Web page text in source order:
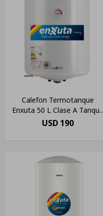
Calefon Termotanque
Enxuta 50 L Clase A Tanque
De Acero Tenx2150
USD 190